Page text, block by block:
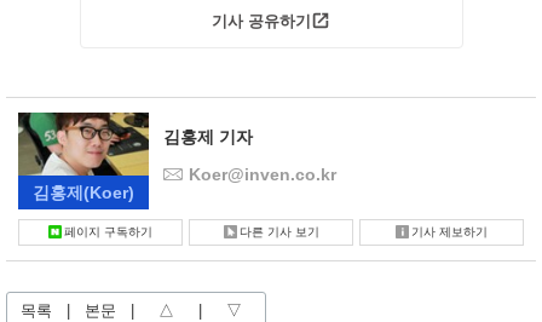
기사 공유하기
김홍제 (Koer)
김홍제 기자
Koer@inven.co.kr
페이지 구독하기 다른 기사 보기 기사 제보하기
목록 본문 △ ▽